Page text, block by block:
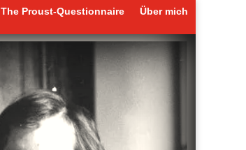
The Proust-Questionnaire Über mich
The Proust-Questionnaire Über mich